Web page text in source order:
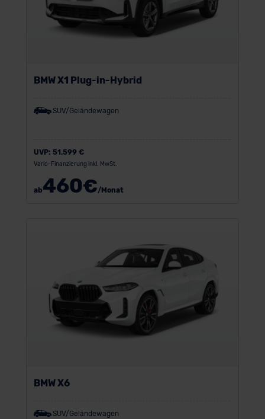
BMW X1 Plug-in-Hybrid
SUV/Geländewagen
UVP: 51.599 €
Vario-Finanzierung inkl. MwSt.
ab460€/Monat
BMW X6
SUV/Geländewagen